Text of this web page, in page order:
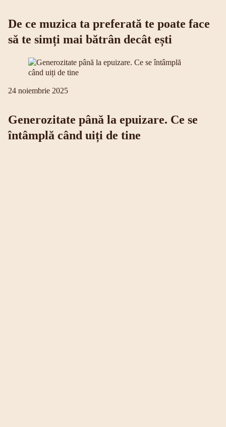
De ce muzica ta preferată te poate face
să te simți mai bătrân decât ești
24 noiembrie 2025
Generozitate până la epuizare. Ce se
întâmplă când uiți de tine